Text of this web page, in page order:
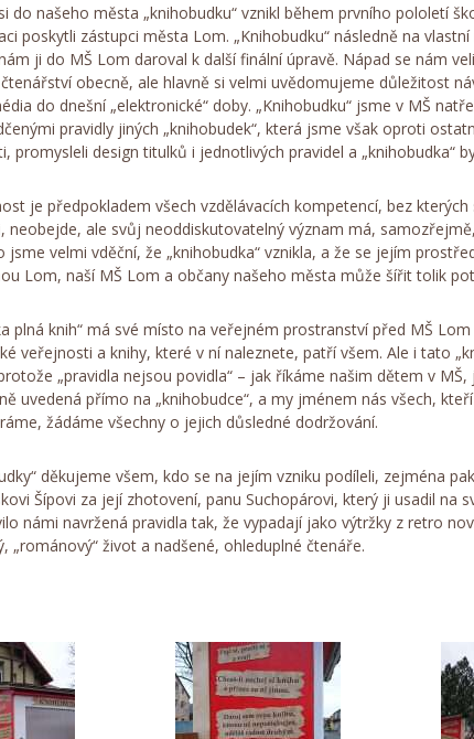
do našeho města „knihobudku“ vznikl během prvního pololetí
poskytli zástupci města Lom. „Knihobudku“ následně na
ji do MŠ Lom daroval k další finální úpravě. Nápad se nám
obecně, ale hlavně si velmi uvědomujeme důležitost
do dnešní „elektronické“ doby. „Knihobudku“ jsme v MŠ
pravidly jiných „knihobudek“, která jsme však oproti
promysleli design titulků i jednotlivých pravidel a „knihobudka“
je předpokladem všech vzdělávacích kompetencí, bez
neobejde, ale svůj neoddiskutovatelný význam má,
jsme velmi vděční, že „knihobudka“ vznikla, a že se jejím
Lom, naší MŠ Lom a občany našeho města může šířit tolik
plná knih“ má své místo na veřejném prostranství před MŠ
veřejnosti a knihy, které v ní naleznete, patří všem. Ale i tato
„pravidla nejsou povidla“ – jak říkáme našim dětem v
uvedená přímo na „knihobudce“, a my jménem nás všech,
žádáme všechny o jejich důsledné dodržování.
děkujeme všem, kdo se na jejím vzniku podíleli, zejména
Šípovi za její zhotovení, panu Suchopárovi, který ji usadil na
námi navržená pravidla tak, že vypadají jako výtržky z retro
„románový“ život a nadšené, ohleduplné čtenáře.